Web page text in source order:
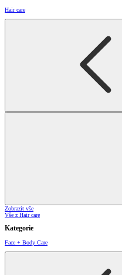
Hair care
Zobrazit vše
Vše z Hair care
Kategorie
Face + Body Care